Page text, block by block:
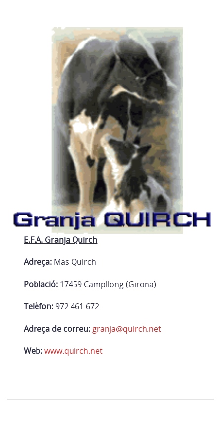
E.F.A. Granja Quirch
Adreça: Mas Quirch
Població: 17459 Campllong (Girona)
Telèfon:972 461 672
Adreça de correu: granja@quirch.net
Web: www.quirch.net